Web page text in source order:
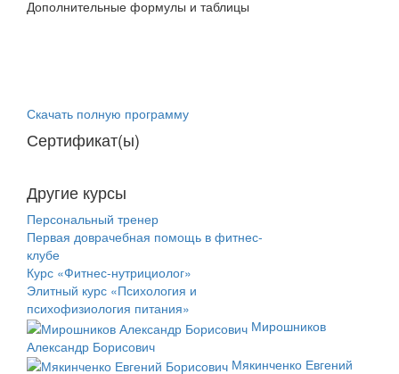
Дополнительные формулы и таблицы
Скачать полную программу
Сертификат(ы)
Другие курсы
Персональный тренер
Первая доврачебная помощь в фитнес-
клубе
Курс «Фитнес-нутрициолог»
Элитный курс «Психология и
психофизиология питания»
Мирошников
Александр Борисович
Мякинченко Евгений